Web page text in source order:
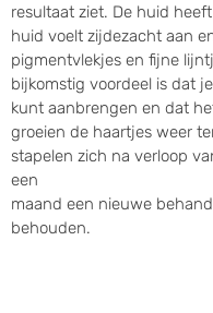
resultaat ziet. De huid
huid voelt zijdezacht aan
pigmentvlekjes en fijne
bijkomstig voordeel is dat
kunt aanbrengen en dat
groeien de haartjes weer
stapelen zich na verloop
een
maand een nieuwe
behouden.